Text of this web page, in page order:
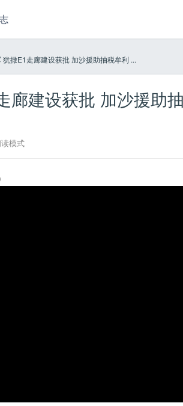
犹撒E1走廊建设获批 加沙援助抽税牟利 ...
廊建设获批 加沙援助
模式